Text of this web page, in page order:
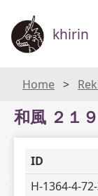
khirin
Home
和風 ２１
ID
H-1364-4-